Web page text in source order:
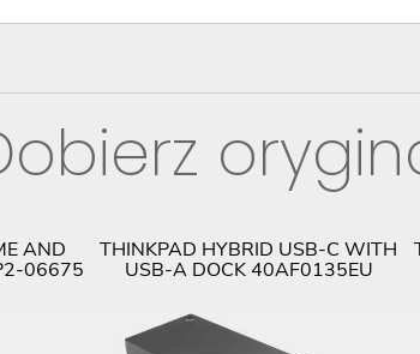
AND
06675
THINKPAD HYBRID USB-C WITH
USB-A DOCK 40AF0135EU